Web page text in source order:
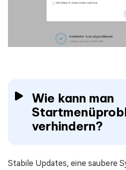
Wie kann man
verhindern?
Stabile Updates, eine saubere